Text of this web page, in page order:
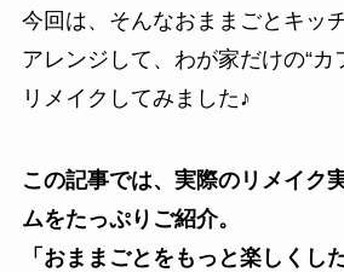
今回は、そんなおままごとキッ
アレンジして、わが家だけの“カ
リメイクしてみました♪
この記事では、実際のリメイク
ムをたっぷりご紹介。
「おままごとをもっと楽しくし